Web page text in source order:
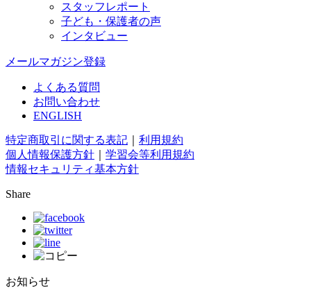
スタッフレポート
子ども・保護者の声
インタビュー
メールマガジン登録
よくある質問
お問い合わせ
ENGLISH
特定商取引に関する表記
利用規約
個人情報保護方針
学習会等利用規約
情報セキュリティ基本方針
Share
お知らせ